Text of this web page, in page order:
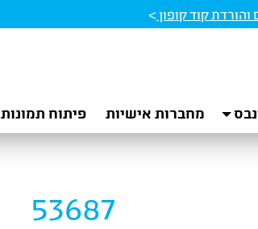
קוד קופון>
מחברות אישיות פיתוח תמונות
53687